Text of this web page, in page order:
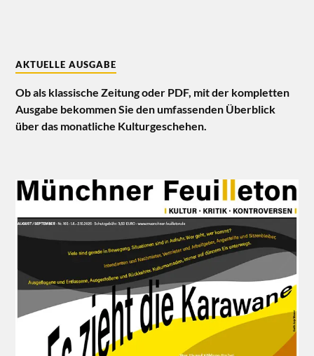
AKTUELLE AUSGABE
Ob als klassische Zeitung oder PDF, mit der kompletten
Ausgabe bekommen Sie den umfassenden Überblick
über das monatliche Kulturgeschehen.